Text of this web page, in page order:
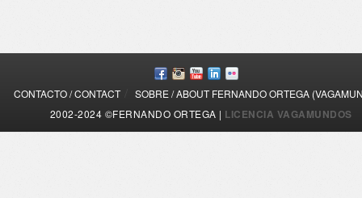
CONTACTO / CONTACT
SOBRE / ABOUT FERNANDO ORTEGA
2002-2024 ©FERNANDO ORTEGA | LICENCIA VAGAMUNDOS